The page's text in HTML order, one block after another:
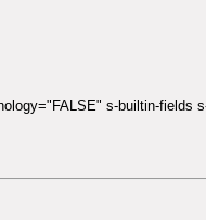
s-builtin-fields